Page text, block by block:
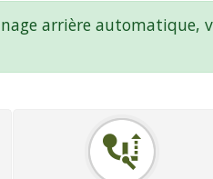
arrière automatique,